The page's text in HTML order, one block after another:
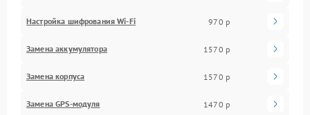
Настройка шифрования Wi-Fi 970 р
Замена аккумулятора 1570 р
Замена корпуса 1570 р
Замена GPS-модуля 1470 р